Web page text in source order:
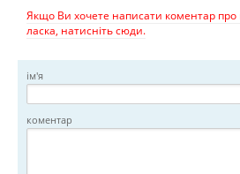
Якщо Ви хочете написати коментар про
ласка, натисніть сюди.
ім'я
коментар